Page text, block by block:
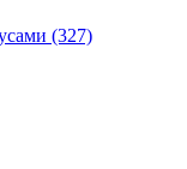
(327)